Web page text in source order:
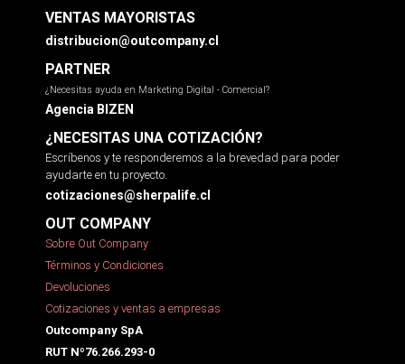
VENTAS MAYORISTAS
distribucion@outcompany.cl
PARTNER
¿Necesitas ayuda en Marketing Digital - Comercial?
Agencia BIZEN
¿NECESITAS UNA COTIZACIÓN?
Escríbenos y te responderemos a la brevedad para poder
ayudarte en tu proyecto.
cotizaciones@sherpalife.cl
OUT COMPANY
Sobre Out Company
Términos y Condiciones
Devoluciones
Cotizaciones y ventas a empresas
Outcompany SpA
RUT Nº76.266.293-0